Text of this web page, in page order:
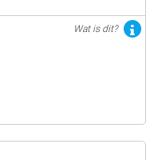
Wat is dit?